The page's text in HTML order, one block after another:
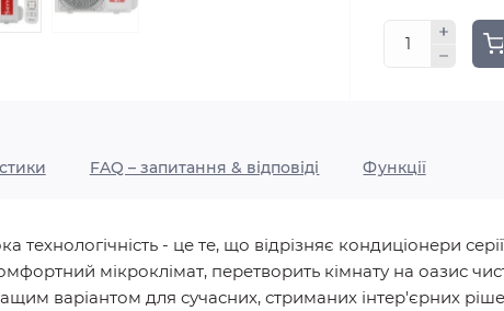
FAQ – запитання & відповіді Функції
технологічність - це те, що відрізняє кондиціонери серії
мікроклімат, перетворить кімнату на оазис
варіантом для сучасних, стриманих інтер'єрних